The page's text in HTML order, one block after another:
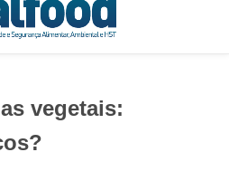
vegetais: